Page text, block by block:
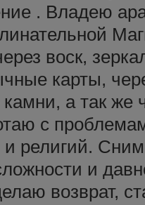
. Владею
воск,
карты,
камни, а так
с
и религий.
и
возврат,